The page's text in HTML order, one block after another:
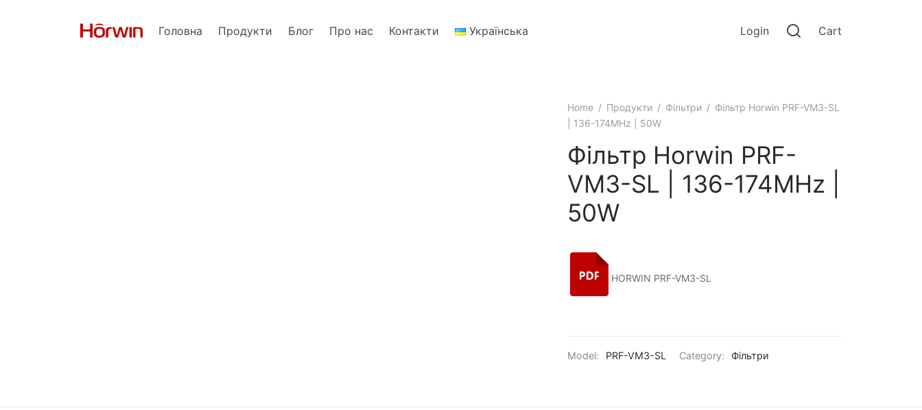
Головна Продукти Блог Про нас Контакти Українська Login Cart
Home / Продукти / Фільтри / Фільтр Horwin PRF-VM3-SL
| 136-174MHz | 50W
Фільтр Horwin PRF-
VM3-SL | 136-174MHz |
50W
HORWIN PRF-VM3-SL
Model: PRF-VM3-SL Category: Фільтри